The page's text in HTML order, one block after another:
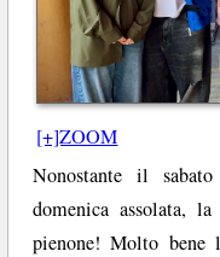
[+]ZOOM
Nonostante il
domenica assolata,
pienone! Molto bene